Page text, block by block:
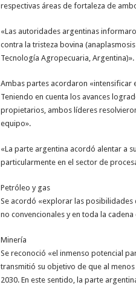
respectivas áreas de fortaleza de
«Las autoridades argentinas
contra la tristeza bovina
Tecnología Agropecuaria, Argentina)».
Ambas partes acordaron «intensificar
Teniendo en cuenta los avances
propietarios, ambos líderes
equipo».
«La parte argentina acordó alentar a
particularmente en el sector de
Petróleo y gas
Se acordó «explorar las posibilidades
no convencionales y en toda la
Minería
Se reconoció «el inmenso potencial
transmitió su objetivo de que al
2030. En este sentido, la parte